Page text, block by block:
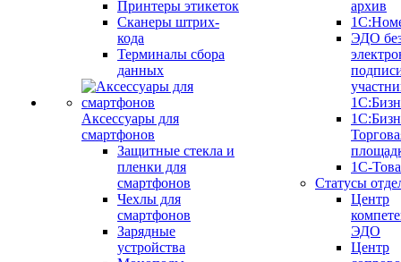
Принтеры этикеток
Сканеры штрих-
кода
Терминалы сбора
данных
Аксессуары для
смартфонов
Защитные стекла и
пленки для
смартфонов
Чехлы для
смартфонов
Зарядные
устройства
архив
ЭДО
1С-
Статусы
Центр
ЭДО
Центр